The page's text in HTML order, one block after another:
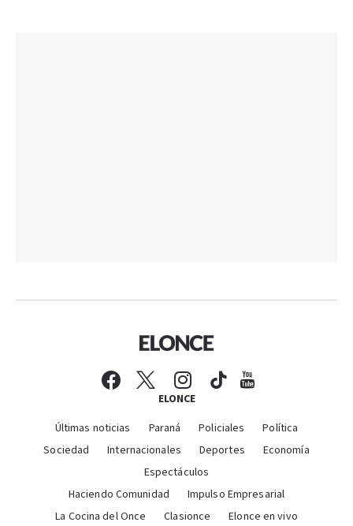
ELONCE
Últimas noticias Paraná Policiales
Política
Sociedad
Internacionales Deportes
Economía
Espectáculos
Haciendo Comunidad
Impulso Empresarial
La Cocina del Once
Clasionce Elonce en vivo